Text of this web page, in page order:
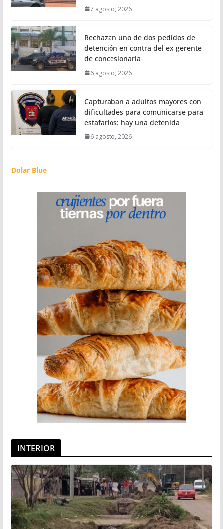
7 agosto, 2026
Rechazan uno de dos pedidos de
detención en contra del ex gerente
de concesionaria
6 agosto, 2026
Capturaban a adultos mayores con
dificultades para comunicarse para
estafarlos: hay una detenida
6 agosto, 2026
Dolar Blue
INTERIOR